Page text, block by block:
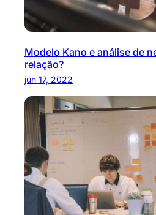
Modelo Kano e análise de
relação?
jun 17, 2022